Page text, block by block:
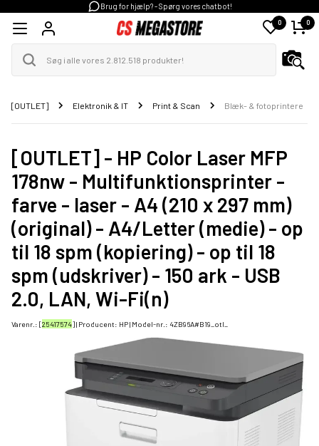
Brug for hjælp? - Spørg vores chatbot!
0 0
[OUTLET] Elektronik & IT Print & Scan Blæk- & fotoprintere
[OUTLET] - HP Color Laser MFP
178nw - Multifunktionsprinter -
farve - laser - A4 (210 x 297 mm)
(original) - A4/Letter (medie) - op
til 18 spm (kopiering) - op til 18
spm (udskriver) - 150 ark - USB
2.0, LAN, Wi-Fi(n)
Varenr.: [25417574] | Producent: HP| Model-nr.: 4ZB96A#B19_otl_